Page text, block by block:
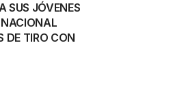
SUS JÓVENES
DE TIRO CON